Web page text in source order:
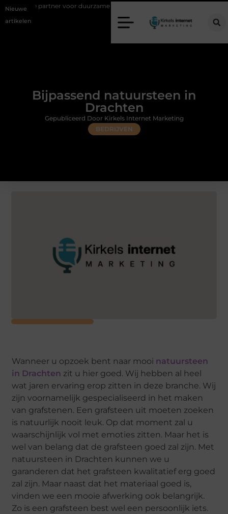
Nieuwe
artikelen
voor duurzame staalconstructies
Bijpassend natuursteen in
Drachten
BEDRIJVEN
Gepubliceerd Door Kirkels Internet Marketing
Wanneer u opzoek bent naar mooi natuursteen
in Drachten zit u hier goed. Wij hebben al heel
wat jaren ervaring erop zitten in deze branche. Wij
zijn voornamelijk gespecialiseerd in het maken
van grafstenen. Een grafsteen uit moeten zoeken
is natuurlijk nooit leuk. Op dat moment zal u
waarschijnlijk vol met emoties zitten. Maar het is
wel van belang dat de grafsteen goed zal zijn. Met
natuursteen in Drachten kunnen we u
garanderen dat het grafsteen kwalitatief erg goed
zal zijn. Maar naast dat het materiaal goed is,
vinden we een mooie afwerking ook belangrijk.
Zo is een grafsteen best wel een persoonlijk iets.